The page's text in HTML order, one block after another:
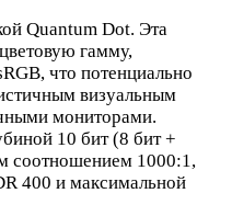
Quantum Dot. Эта
гамму,
что потенциально
визуальным
мониторами.
10 бит (8 бит +
соотношением 1000:1,
400 и максимальной